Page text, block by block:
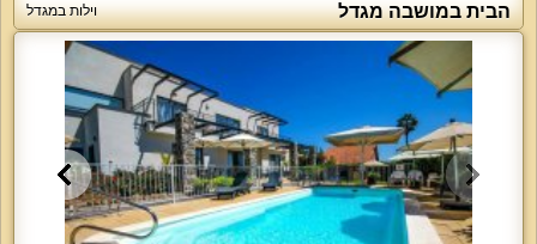
הבית במושבה מגדל וילות במגדל